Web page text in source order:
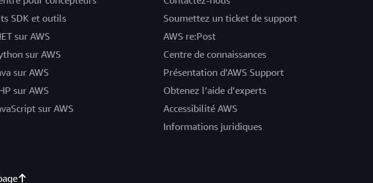
SDK et outils
sur AWS
sur AWS
sur AWS
sur AWS
sur AWS
Soumettez un ticket de support
AWS re:Post
Centre de connaissances
Présentation d’AWS Support
Obtenez l’aide d’experts
Accessibilité AWS
Informations juridiques